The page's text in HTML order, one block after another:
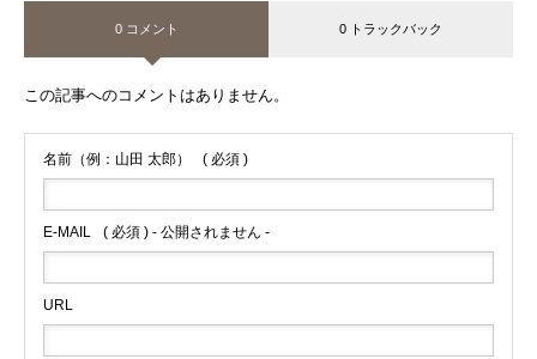
0 コメント 0 トラックバック
この記事へのコメントはありません。
名前（例：山田 太郎） ( 必須 )
E-MAIL ( 必須 ) - 公開されません -
URL